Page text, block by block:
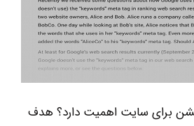
برای سایت اهمیت دارد؟ هدف